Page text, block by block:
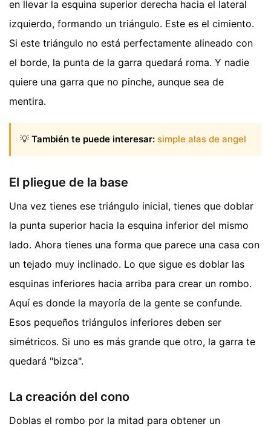
en llevar la esquina superior derecha hacia el lateral
izquierdo, formando un triángulo. Este es el cimiento.
Si este triángulo no está perfectamente alineado con
el borde, la punta de la garra quedará roma. Y nadie
quiere una garra que no pinche, aunque sea de
mentira.
💡 También te puede interesar: simple alas de angel
El pliegue de la base
Una vez tienes ese triángulo inicial, tienes que doblar
la punta superior hacia la esquina inferior del mismo
lado. Ahora tienes una forma que parece una casa con
un tejado muy inclinado. Lo que sigue es doblar las
esquinas inferiores hacia arriba para crear un rombo.
Aquí es donde la mayoría de la gente se confunde.
Esos pequeños triángulos inferiores deben ser
simétricos. Si uno es más grande que otro, la garra te
quedará "bizca".
La creación del cono
Doblas el rombo por la mitad para obtener un